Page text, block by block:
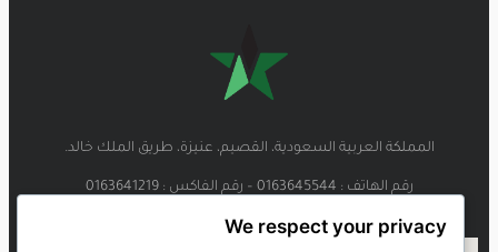
المملكة العربية السعودية، القصيم، عنيزة، طريق الملك خالد.
رقم الهاتف : 0163645544 – رقم الفاكس : 0163641219
We respect your privacy